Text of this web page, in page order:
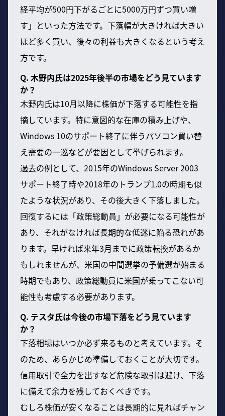
経平均が500円下がるごとに5000万円ずつ買い増
す」といった方法です。下落幅が大きければ大きい
ほど多く買い、後々の利益も大きくなるという考え
方です。
Q. 木野内氏は2025年後半の市場をどう見ています
か？
木野内氏は10月以降に株価が下落する可能性を指
摘しています。特に意図的な在庫の積み上げや、
Windows 10のサポート終了に伴うパソコン買い替
え需要の一巡などが要因として挙げられます。
過去の例として、2015年のWindows Server 2003
サポート終了時や2018年のトランプ1.0の時期も似
たような状況があり、その後大きく下落しました。
回復するには「政策総動員」が必要になる可能性が
あり、それがなければ長期的な低迷に陥る恐れがあ
ります。早ければ来年3月までに政策転換があるか
もしれませんが、米国の中間選挙の予備選が始まる
時期でもあり、政策総動員に米国が乗ってこない可
能性も考慮する必要があります。
Q. テスタ氏は今後の市場下落をどう見ています
か？
下落相場はいつか必ず来るものと考えています。そ
のため、あらかじめ準備しておくことが大切です。
信用取引で全力を出すなど危険な取引は避け、下落
に備えて余力を残しておくべきです。
むしろ株価が安くなることは長期的に見ればチャン